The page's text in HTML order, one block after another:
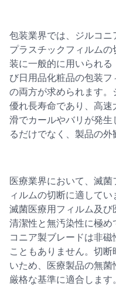
包装業界では、ジルコ
プラスチックフィルム
装に一般的に用いられ
び日用品化粧品の包装
の両方が求められます
優れ長寿命であり、高
滑でカールやバリが発
るだけでなく、製品の外
医療業界において、滅
ィルムの切断に適して
滅菌医療用フィルム及び
清潔性と無汚染性に極
コニア製ブレードは非
こともありません。切
いため、医療製品の無
厳格な基準に適合します。